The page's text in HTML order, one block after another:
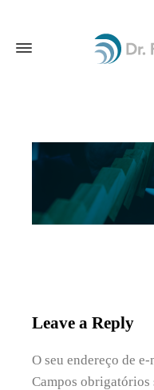
Leave a Reply
O seu endereço de
Campos obrigatórios